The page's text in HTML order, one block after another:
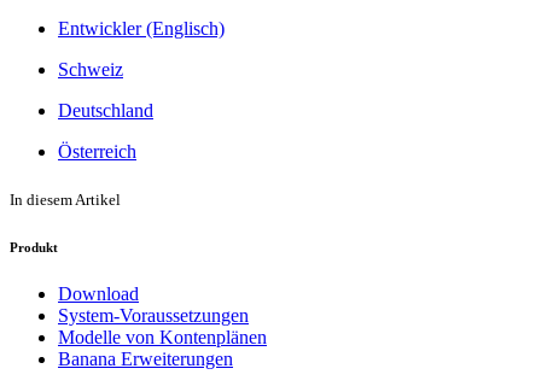
Entwickler (Englisch)
Schweiz
Deutschland
Österreich
In diesem Artikel
Produkt
Download
System-Voraussetzungen
Modelle von Kontenplänen
Banana Erweiterungen